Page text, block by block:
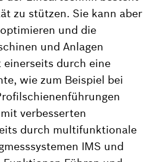
zu stützen. Sie kann aber
und die
und Anlagen
einerseits durch eine
wie zum Beispiel bei
verbesserten
durch multifunktionale
IMS und